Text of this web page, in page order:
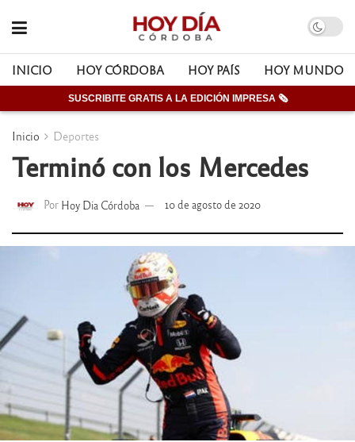
INICIO HOY CÓRDOBA HOY PAÍS HOY MUNDO
SUSCRIBITE GRATIS A LA EDICIÓN IMPRESA 🗞
Inicio Deportes
Terminó con los Mercedes
Por Hoy Dia Córdoba 10 de agosto de 2020